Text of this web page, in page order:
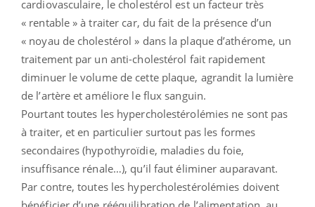
cardiovasculaire, le cholestérol est un facteur très
« rentable » à traiter car, du fait de la présence d’un
« noyau de cholestérol » dans la plaque d’athérome, un
traitement par un anti-cholestérol fait rapidement
diminuer le volume de cette plaque, agrandit la lumière
de l’artère et améliore le flux sanguin.
Pourtant toutes les hypercholestérolémies ne sont pas
à traiter, et en particulier surtout pas les formes
secondaires (hypothyroïdie, maladies du foie,
insuffisance rénale…), qu’il faut éliminer auparavant.
Par contre, toutes les hypercholestérolémies doivent